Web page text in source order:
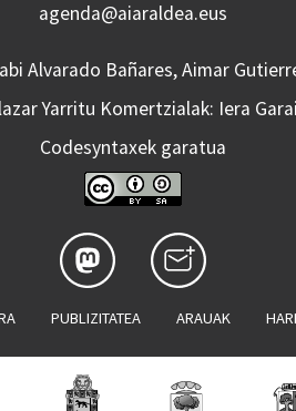
agenda@aiaraldea.eus
Alvarado Bañares, Aimar
Yarritu Komertzialak: Iera
Codesyntaxek garatua
PUBLIZITATEA ARAUAK